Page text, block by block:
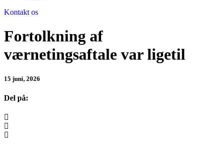
Kontakt os
Fortolkning af
værnetingsaftale var ligetil
15 juni, 2026
Del på: